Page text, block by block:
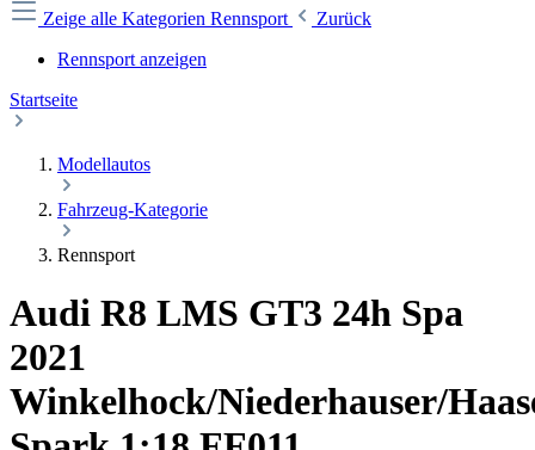
Zeige alle Kategorien Rennsport
Zurück
Rennsport anzeigen
Startseite
Modellautos
Fahrzeug-Kategorie
Rennsport
Audi R8 LMS GT3 24h Spa
2021
Winkelhock/Niederhauser/